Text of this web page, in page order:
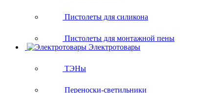
Пистолеты для силикона
Пистолеты для монтажной пены
Электротовары
ТЭНы
Переноски-светильники